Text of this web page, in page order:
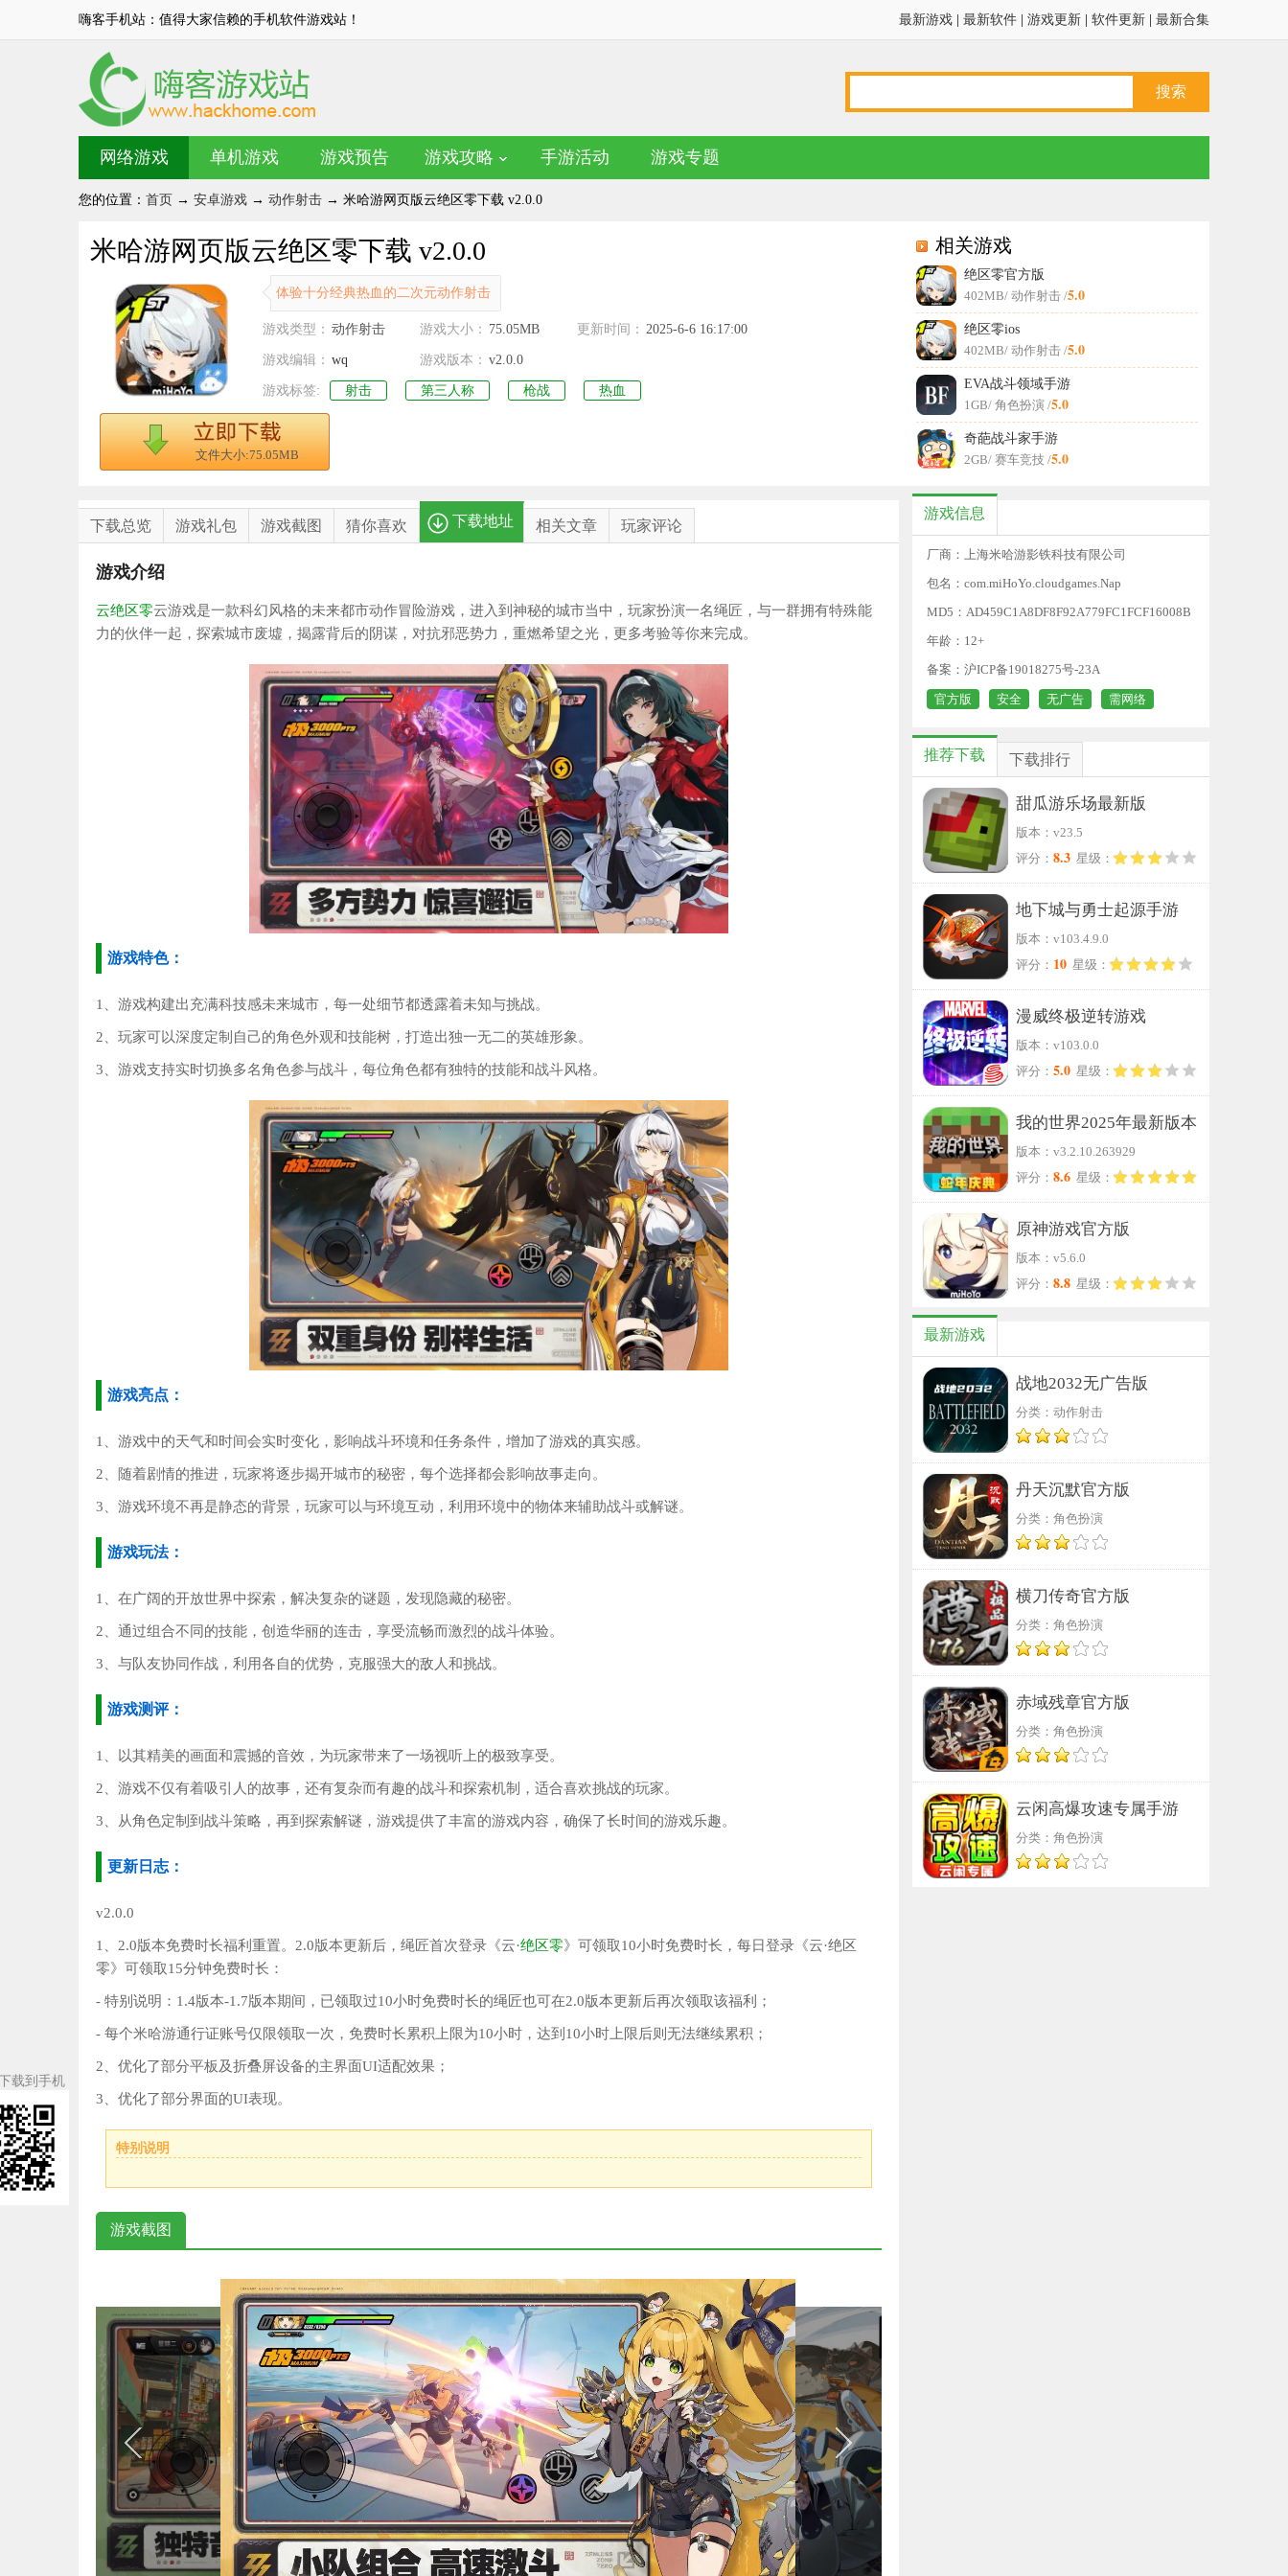
嗨客手机站：值得大家信赖的手机软件游戏站！ 最新游戏 最新软件 游戏更新 软件更新 最新合集
网络游戏 单机游戏 游戏预告 游戏攻略 手游活动 游戏专题
您的位置： 首页 → 安卓游戏 → 动作射击 → 米哈游网页版云绝区零下载 v2.0.0
米哈游网页版云绝区零下载 v2.0.0
体验十分经典热血的二次元动作射击
游戏类型： 动作射击 游戏大小： 75.05MB 更新时间： 2025-6-6 16:17:00
游戏编辑： wq 游戏版本： v2.0.0
游戏标签: 射击 第三人称 枪战 热血
载到手机
文件大小:75.05MB
相关游戏
绝区零官方版
402MB/ 动作射击 /5.0
绝区零ios
402MB/ 动作射击 /5.0
EVA战斗领域手游
1GB/ 角色扮演 /5.0
奇葩战斗家手游
2GB/ 赛车竞技 /5.0
下载总览 游戏礼包 游戏截图 猜你喜欢 下载地址 相关文章 玩家评论
游戏介绍
云绝区零云游戏是一款科幻风格的未来都市动作冒险游戏，进入到神秘的城市当中，玩家扮演一名绳匠，与一群拥有特殊能
力的伙伴一起，探索城市废墟，揭露背后的阴谋，对抗邪恶势力，重燃希望之光，更多考验等你来完成。
游戏特色：
1、游戏构建出充满科技感未来城市，每一处细节都透露着未知与挑战。
2、玩家可以深度定制自己的角色外观和技能树，打造出独一无二的英雄形象。
3、游戏支持实时切换多名角色参与战斗，每位角色都有独特的技能和战斗风格。
游戏亮点：
1、游戏中的天气和时间会实时变化，影响战斗环境和任务条件，增加了游戏的真实感。
2、随着剧情的推进，玩家将逐步揭开城市的秘密，每个选择都会影响故事走向。
3、游戏环境不再是静态的背景，玩家可以与环境互动，利用环境中的物体来辅助战斗或解谜。
游戏玩法：
1、在广阔的开放世界中探索，解决复杂的谜题，发现隐藏的秘密。
2、通过组合不同的技能，创造华丽的连击，享受流畅而激烈的战斗体验。
3、与队友协同作战，利用各自的优势，克服强大的敌人和挑战。
游戏测评：
1、以其精美的画面和震撼的音效，为玩家带来了一场视听上的极致享受。
2、游戏不仅有着吸引人的故事，还有复杂而有趣的战斗和探索机制，适合喜欢挑战的玩家。
3、从角色定制到战斗策略，再到探索解谜，游戏提供了丰富的游戏内容，确保了长时间的游戏乐趣。
更新日志：
v2.0.0
1、2.0版本免费时长福利重置。2.0版本更新后，绳匠首次登录《云·绝区零》可领取10小时免费时长，每日登录《云·绝区
零》可领取15分钟免费时长：
- 特别说明：1.4版本-1.7版本期间，已领取过10小时免费时长的绳匠也可在2.0版本更新后再次领取该福利；
- 每个米哈游通行证账号仅限领取一次，免费时长累积上限为10小时，达到10小时上限后则无法继续累积；
2、优化了部分平板及折叠屏设备的主界面UI适配效果；
3、优化了部分界面的UI表现。
特别说明
游戏截图
游戏信息
厂商：上海米哈游影铁科技有限公司
包名：com.miHoYo.cloudgames.Nap
MD5：AD459C1A8DF8F92A779FC1FCF16008B
C
年龄：12+
备案：沪ICP备19018275号-23A
官方版 安全 无广告 需网络
推荐下载 下载排行
甜瓜游乐场最新版
版本：v23.5
评分： 8.3 星级：
地下城与勇士起源手游
版本：v103.4.9.0
评分： 10 星级：
漫威终极逆转游戏
版本：v103.0.0
评分： 5.0 星级：
我的世界2025年最新版本
版本：v3.2.10.263929
评分： 8.6 星级：
原神游戏官方版
版本：v5.6.0
评分： 8.8 星级：
最新游戏
战地2032无广告版
分类：动作射击
丹天沉默官方版
分类：角色扮演
横刀传奇官方版
分类：角色扮演
赤域残章官方版
分类：角色扮演
云闲高爆攻速专属手游
分类：角色扮演